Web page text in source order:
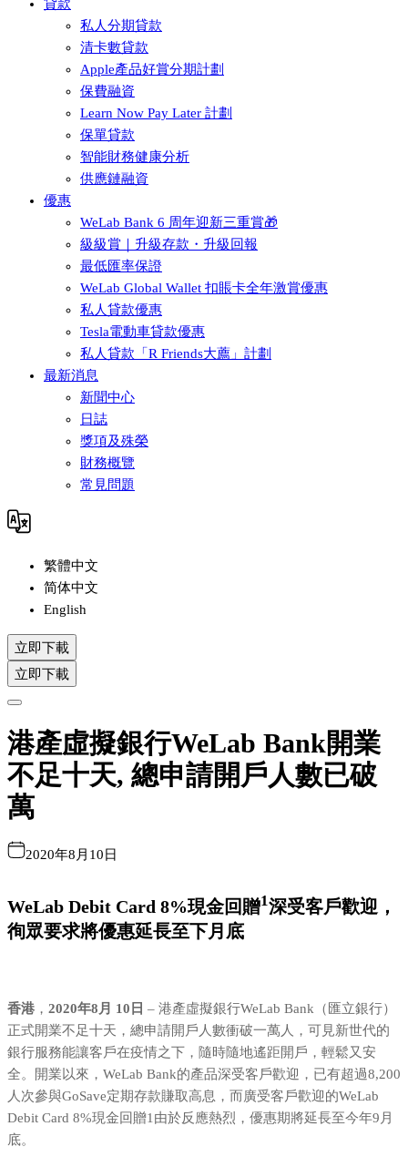
貸款
私人分期貸款
清卡數貸款
Apple產品好賞分期計劃
保費融資
Learn Now Pay Later 計劃
保單貸款
智能財務健康分析
供應鏈融資
優惠
WeLab Bank 6 周年迎新三重賞🎁
級級賞｜升級存款・升級回報
最低匯率保證
WeLab Global Wallet 扣賬卡全年激賞優惠
私人貸款優惠
Tesla電動車貸款優惠
私人貸款「R Friends大薦」計劃
最新消息
新聞中心
日誌
獎項及殊榮
財務概覽
常見問題
繁體中文
简体中文
English
立即下載
立即下載
港產虛擬銀行WeLab Bank開業
不足十天, 總申請開戶人數已破
萬
2020年8月10日
WeLab Debit Card 8%現金回贈1深受客戶歡迎，
徇眾要求將優惠延長至下月底
香港 ， 2020年8月 10日 – 港產虛擬銀行WeLab Bank（匯立銀行）
正式開業不足十天，總申請開戶人數衝破一萬人，可見新世代的
銀行服務能讓客戶在疫情之下，隨時隨地遙距開戶，輕鬆又安
全。開業以來，WeLab Bank的產品深受客戶歡迎，已有超過8,200
人次參與GoSave定期存款賺取高息，而廣受客戶歡迎的WeLab
Debit Card 8%現金回贈1由於反應熱烈，優惠期將延長至今年9月
底。